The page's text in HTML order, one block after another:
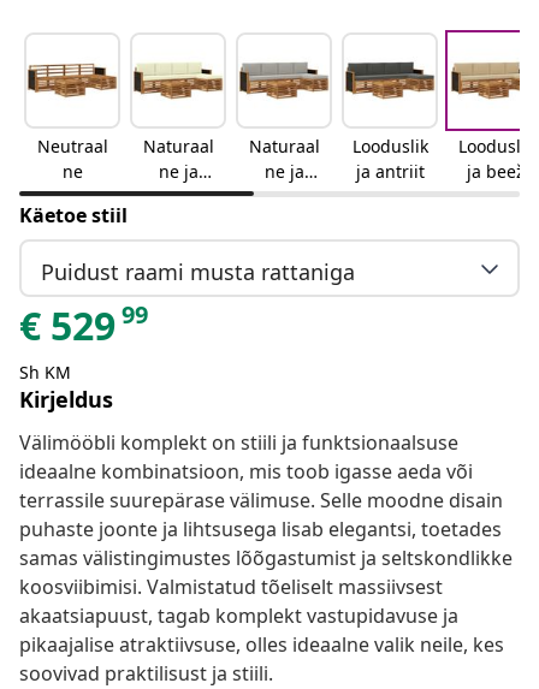
Neutraal
ne
Naturaal
ne ja
kreemjas
Naturaal
ne ja
helehall
Looduslik
ja antriit
Looduslik
ja beež
Käetoe stiil
Puidust raami musta rattaniga
€ 52999
Sh KM
Kirjeldus
Välimööbli komplekt on stiili ja funktsionaalsuse
ideaalne kombinatsioon, mis toob igasse aeda või
terrassile suurepärase välimuse. Selle moodne disain
puhaste joonte ja lihtsusega lisab elegantsi, toetades
samas välistingimustes lõõgastumist ja seltskondlikke
koosviibimisi. Valmistatud tõeliselt massiivsest
akaatsiapuust, tagab komplekt vastupidavuse ja
pikaajalise atraktiivsuse, olles ideaalne valik neile, kes
soovivad praktilisust ja stiili.